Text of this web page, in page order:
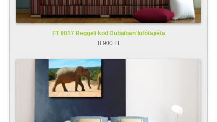
FT 0017 Reggeli köd Dubaiban fotótapéta
8.900 Ft